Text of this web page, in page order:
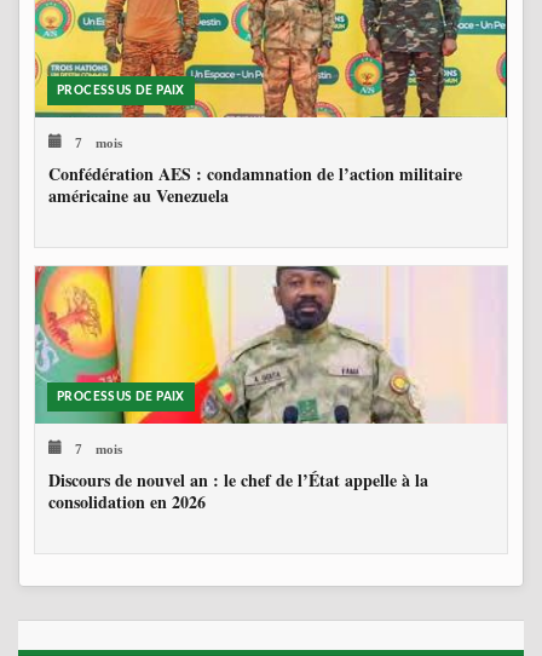
PROCESSUS DE PAIX
7 mois
Confédération AES : condamnation de l’action militaire
américaine au Venezuela
PROCESSUS DE PAIX
7 mois
Discours de nouvel an : le chef de l’État appelle à la
consolidation en 2026